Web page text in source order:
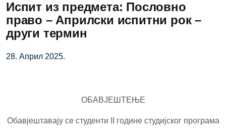
Испит из предмета: Пословно
право – Априлски испитни рок –
други термин
28. Април 2025.
ОБАВЈЕШТЕЊЕ
Обавјештавају се студенти II године студијског програма